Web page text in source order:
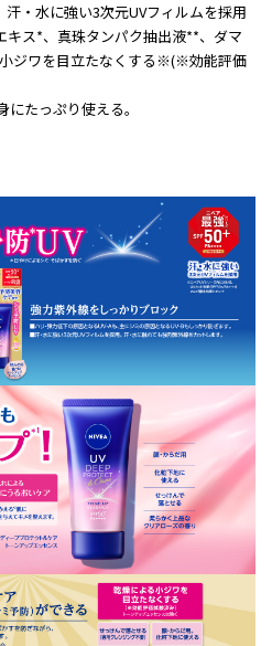
・水に強い3次元UVフィルムを採用
ス*、真珠タンパク抽出液**、ダマ
ジワを目立たなくする※(※効能評価
たっぷり使える。